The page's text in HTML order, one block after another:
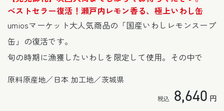
ア
を
く
ベストセラー復活！瀬戸内レモン香る、極上いわし缶
umiosマーケット大人気商品の「国産いわしレモンスープ
缶」の復活です。
旬の時期に漁獲したいわしを限定して使用。その中で
も、仕入・製造担当者が豊富な経験を活かし、魚体が大
きく脂のりの良いいわしにこだわりました。缶に詰めた
後に「蒸煮」という工程を加えることで、余分な脂や青
原料原産地／日本 加工地／茨城県
常
8,640 円